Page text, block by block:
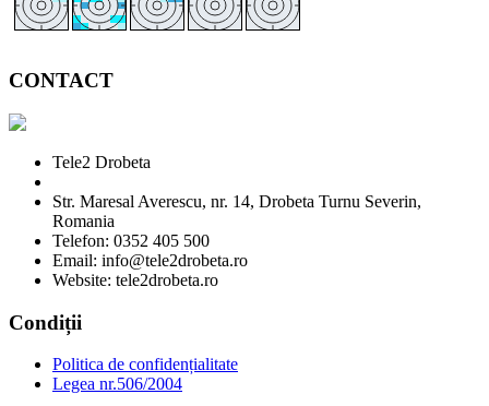
CONTACT
Tele2 Drobeta
Str. Maresal Averescu, nr. 14, Drobeta Turnu Severin,
Romania
Telefon: 0352 405 500
Email: info@tele2drobeta.ro
Website: tele2drobeta.ro
Condiții
Politica de confidențialitate
Legea nr.506/2004